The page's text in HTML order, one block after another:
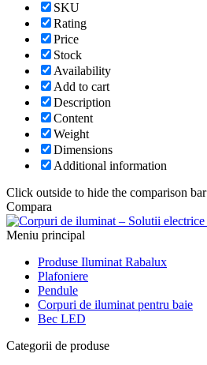
SKU
Rating
Price
Stock
Availability
Add to cart
Description
Content
Weight
Dimensions
Additional information
Click outside to hide the comparison bar
Compara
Meniu principal
Produse Iluminat Rabalux
Plafoniere
Pendule
Corpuri de iluminat pentru baie
Bec LED
Categorii de produse